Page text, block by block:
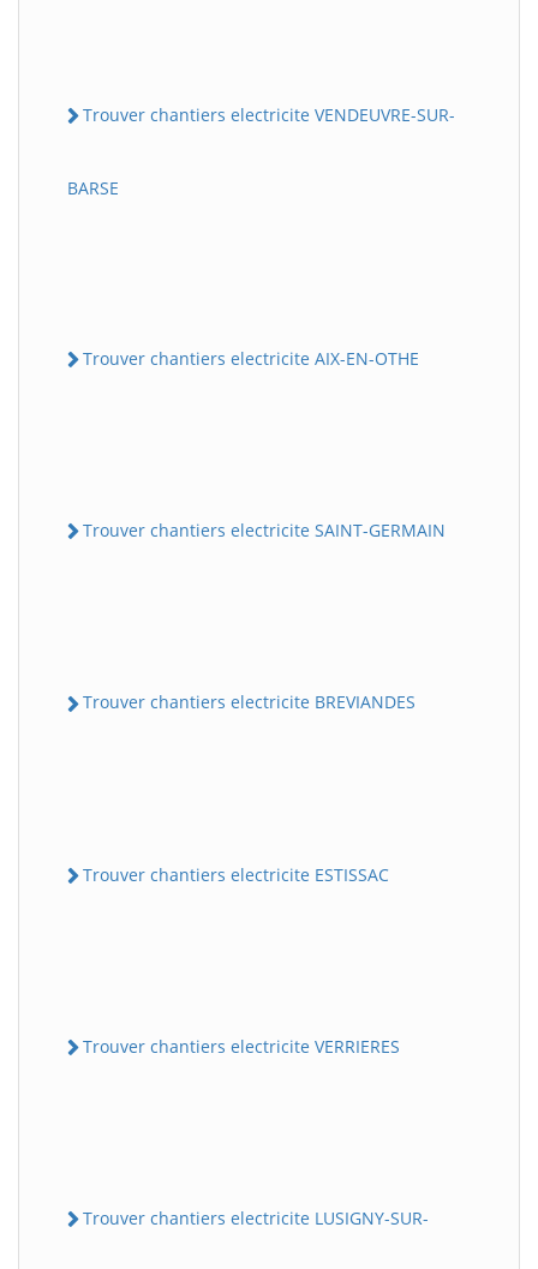
Trouver chantiers electricite VENDEUVRE-SUR-
BARSE
Trouver chantiers electricite AIX-EN-OTHE
Trouver chantiers electricite SAINT-GERMAIN
Trouver chantiers electricite BREVIANDES
Trouver chantiers electricite ESTISSAC
Trouver chantiers electricite VERRIERES
Trouver chantiers electricite LUSIGNY-SUR-